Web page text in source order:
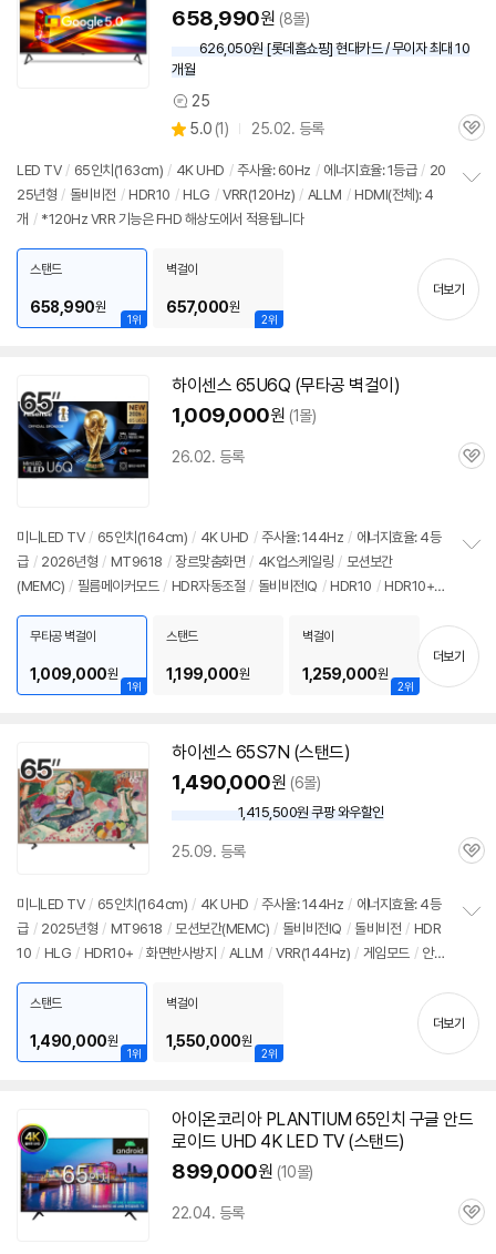
658,990원 (8몰)
626,050원 [롯데홈쇼핑] 현대카드 / 무이자 최대 10
개월
상
품
견
25
별
점
5.0 (상
리
뷰
1) 25.02. 등록
관
LED TV / 65인치 (163cm) / 4K UHD / 주사율: 60Hz / 에너지효율: 1등급 / 20
25년형 / 돌비비전 / HDR10 / HLG / VRR(120Hz) / ALLM / HDMI(전체): 4
개 / *120Hz VRR 기능은 FHD 해상도에서 적용됩니다
기
1위
스탠드
658,990원
2위
벽걸이
657,000원
더보기
하이센스 65U6Q (무타공 벽걸이)
1,009,000원 (1몰)
26.02. 등록
관
미니LED TV / 65인치 (164cm) / 4K UHD / 주사율: 144Hz / 에너지효율: 4등
급 / 2026년형 / MT9618 / 장르맞춤화면 / 4K업스케일링 / 모션보간
(MEMC) / 필름메이커모드 / HDR자동조절 / 돌비비전IQ / HDR10 / HDR10+
12 / HDMI(전체): 4개
기
1위
무타공 벽걸이
1,009,000원
스탠드
1,199,000원
2위
벽걸이
1,259,000원
더보기
하이센스 65S7N (스탠드)
1,490,000원 (6몰)
할
1,415,500원 쿠팡 와우할인
25.09. 등록
관
미니LED TV / 65인치 (164cm) / 4K UHD / 주사율: 144Hz / 에너지효율: 4등
급 / 2025년형 / MT9618 / 모션보간(MEMC) / 돌비비전IQ / 돌비비전 / HDR
10 / HLG / HDR10+ / 화면반사방지 / ALLM / VRR(144Hz) / 게임모드 / 안드
기
1위
스탠드
1,490,000원
2위
벽걸이
1,550,000원
더보기
아이온코리아 PLANTIUM 65인치 구글 안드
로이드 UHD 4K LED TV(스탠드)
899,000원 (10몰)
22.04. 등록
관